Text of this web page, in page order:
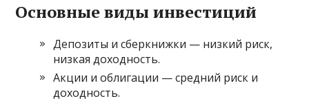
Основные виды инвестиций
Депозиты и сберкнижки — низкий риск,
низкая доходность.
Акции и облигации — средний риск и
доходность.